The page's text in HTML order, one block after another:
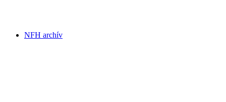
NFH archív